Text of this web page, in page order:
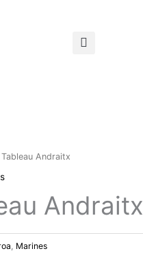
Tableau Andraitx
Andraitx
Marines